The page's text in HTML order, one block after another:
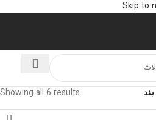
Skip to
Showing all 6 results